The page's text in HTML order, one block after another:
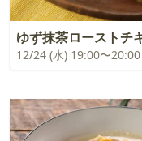
ゆず抹茶ローストチ
12/24 (水) 19:00〜20:00